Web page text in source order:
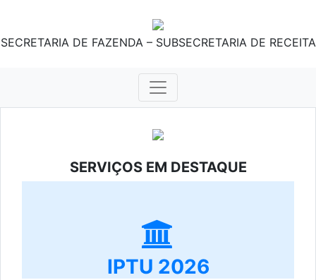
SECRETARIA DE FAZENDA – SUBSECRETARIA DE RECEITA
SERVIÇOS EM DESTAQUE
IPTU 2026